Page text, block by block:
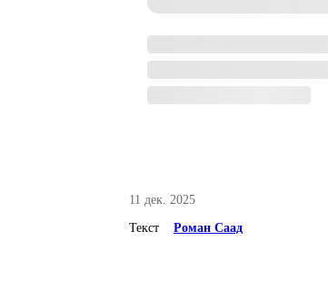
11 дек. 2025
Текст Роман Саад